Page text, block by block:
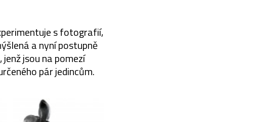
s fotografií,
a nyní postupně
jsou na pomezí
pár jedincům.